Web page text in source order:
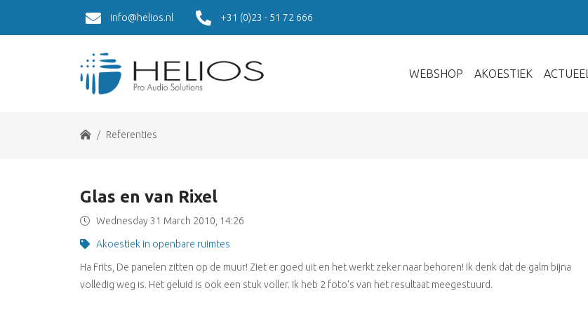
info@helios.nl +31 (0)23 - 51 72 666
WEBSHOP AKOESTIEK ACTUEEL
Home Referenties
Glas en van Rixel
Wednesday 31 March 2010, 14:26
Akoestiek in openbare ruimtes
Ha Frits, De panelen zitten op de muur! Ziet er goed uit en het werkt zeker naar behoren! Ik denk dat de galm bijna
volledig weg is. Het geluid is ook een stuk voller. Ik heb 2 foto's van het resultaat meegestuurd.